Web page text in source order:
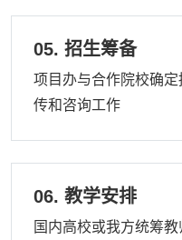
05. 招生筹备
项目办与合作院校确
传和咨询工作
06. 教学安排
国内高校或我方统筹